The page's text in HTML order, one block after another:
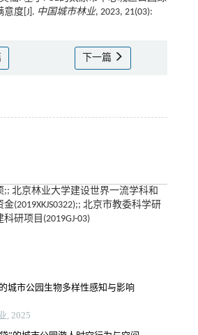
意度[J]. 中国城市林业, 2023, 21(03):
下一篇
北京林业大学建设世界一流学科和
(2019XKJS0322);; 北京市教委科学研
研项目(2019GJ-03)